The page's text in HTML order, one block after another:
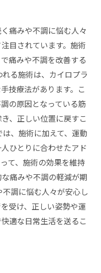
痛みや不調に悩む人々
目されています。施術
痛みや不調を改善する
る施術は、カイロプラ
技療法があります。こ
の原因となっている筋
、正しい位置に戻すこ
、施術に加えて、運動
ひとりに合わせたアド
て、施術の効果を維持
痛みや不調の軽減が期
調に悩む人々が安心し
受け、正しい姿勢や運
適な日常生活を送るこ